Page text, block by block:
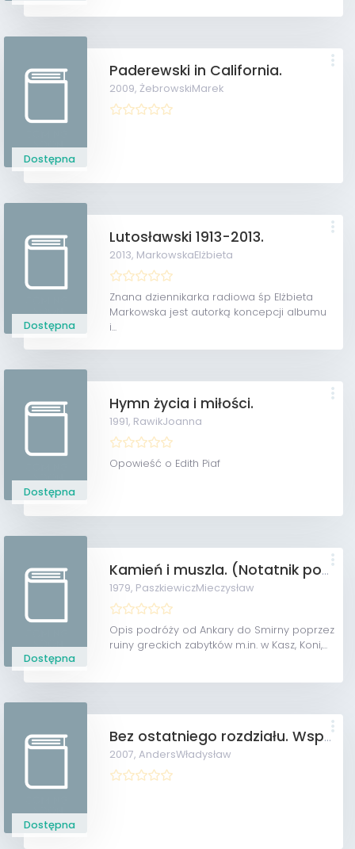
Dostępna
Paderewski in California.
2009,ŻebrowskiMarek
Dostępna
Lutosławski 1913-2013.
2013, MarkowskaElżbieta
Znana dziennikarka radiowa śp Elżbieta
Markowska jest autorką koncepcji albumu
i...
Dostępna
Hymn życia i miłości.
1991, RawikJoanna
Opowieść o Edith Piaf
Dostępna
Kamień i muszla. (Notatnik podróżny)
1979, PaszkiewiczMieczysław
Opis podróży od Ankary do Smirny poprzez
ruiny greckich zabytków m.in. w Kasz, Koni,...
Dostępna
Bez ostatniego rozdziału. Wspomnienia z lat 1939-1946.
2007,AndersWładysław